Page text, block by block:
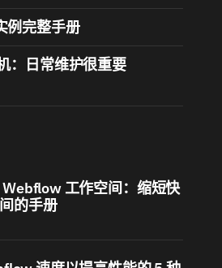
例完整手册
：日常维护很重要
工作空间：缩短快
的手册